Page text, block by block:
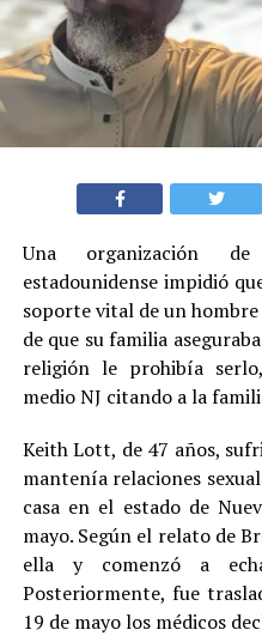
Una organización
estadounidense impidió
soporte vital de un
de que su familia
religión le prohibía
medio NJ citando a la
Keith Lott, de 47 años,
mantenía relaciones
casa en el estado de
mayo. Según el relato de
ella y comenzó a
Posteriormente, fue
19 de mayo los médicos